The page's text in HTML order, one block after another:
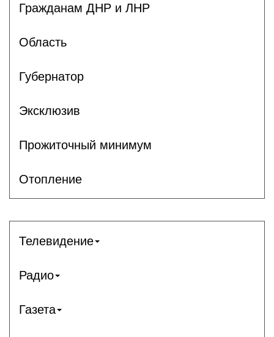
Гражданам ДНР и ЛНР
Область
Губернатор
Эксклюзив
Прожиточный минимум
Отопление
Телевидение
Радио
Газета